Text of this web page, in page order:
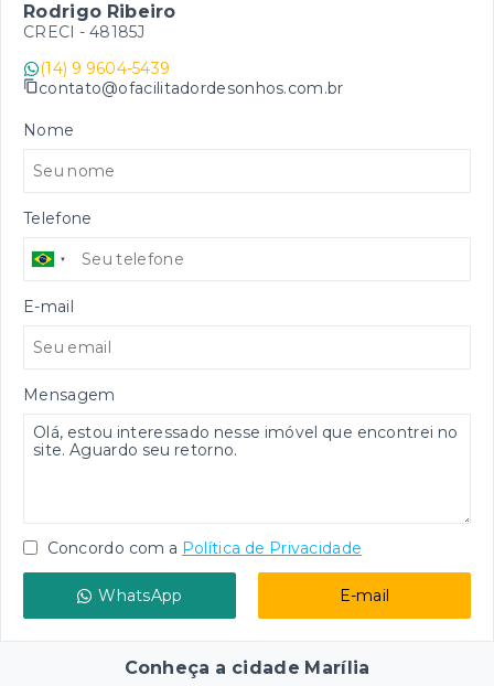
Rodrigo Ribeiro
CRECI - 48185J
(14) 9 9604-5439
contato@ofacilitadordesonhos.com.br
Nome
Telefone
E-mail
Mensagem
Concordo com a Política de Privacidade
WhatsApp E-mail
Conheça a cidade Marília